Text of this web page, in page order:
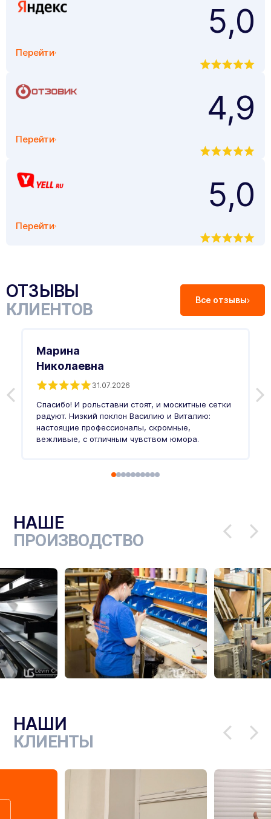
Перейти
5,0
Перейти
4,9
Перейти
5,0
ОТЗЫВЫ
КЛИЕНТОВ Все отзывы
Марина
Николаевна
31.07.2026
Спасибо! И рольставни стоят, и москитные сетки
радуют. Низкий поклон Василию и Виталию:
настоящие профессионалы, скромные,
вежливые, с отличным чувством юмора.
НАШЕ
ПРОИЗВОДСТВО
НАШИ
КЛИЕНТЫ